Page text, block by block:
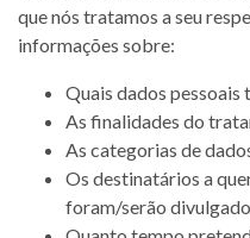
que nós tratamos a seu
informações sobre:
Quais dados pessoais
As finalidades do
As categorias de
Os destinatários a
foram/serão